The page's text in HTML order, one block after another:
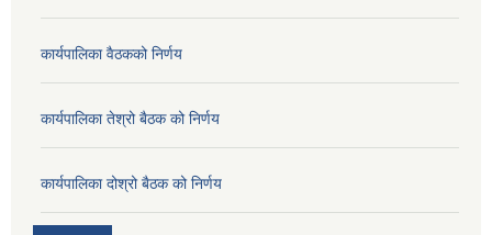
कार्यपालिका वैठकको निर्णय
कार्यपालिका तेश्रो बैठक को निर्णय
कार्यपालिका दोश्रो बैठक को निर्णय